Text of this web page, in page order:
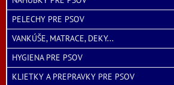
PELECHY PRE PSOV
VANKÚŠE, MATRACE, DEKY...
HYGIENA PRE PSOV
KLIETKY A PREPRAVKY PRE PSOV